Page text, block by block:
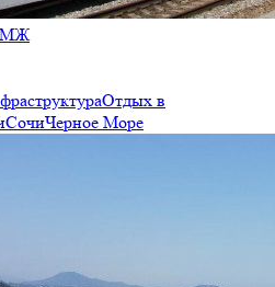
Отдых в
СочиЧерное Море